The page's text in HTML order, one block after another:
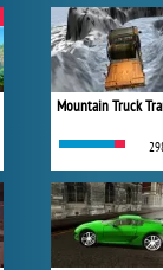
Mountain Truck